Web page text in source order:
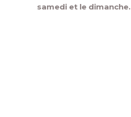
samedi et le dimanche.